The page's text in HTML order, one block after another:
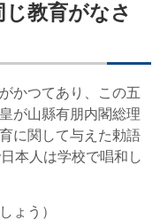
教育がなさ
かつてあり、この五
が山縣有朋内閣総理
に関して与えた勅語
本人は学校で唱和し
ょう）